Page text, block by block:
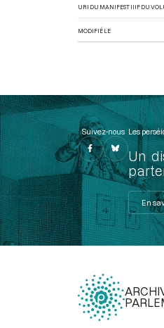
URI DU MANIFEST IIIF DU
MODIFIÉ LE
Suivez-nous Les
Un
En